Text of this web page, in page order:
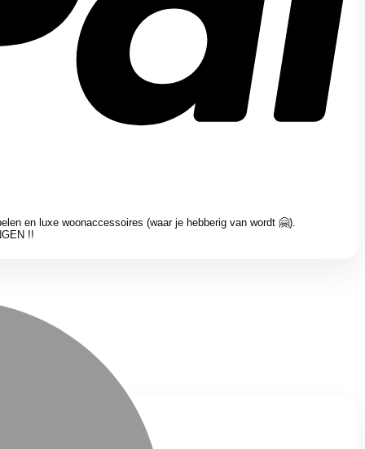
en luxe woonaccessoires (waar je hebberig van wordt 🤗).
!!